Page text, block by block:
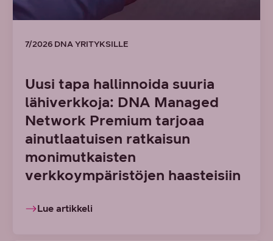
7/2026 DNA YRITYKSILLE
Uusi tapa hallinnoida suuria
lähiverkkoja: DNA Managed
Network Premium tarjoaa
ainutlaatuisen ratkaisun
monimutkaisten
verkkoympäristöjen haasteisiin
Lue artikkeli